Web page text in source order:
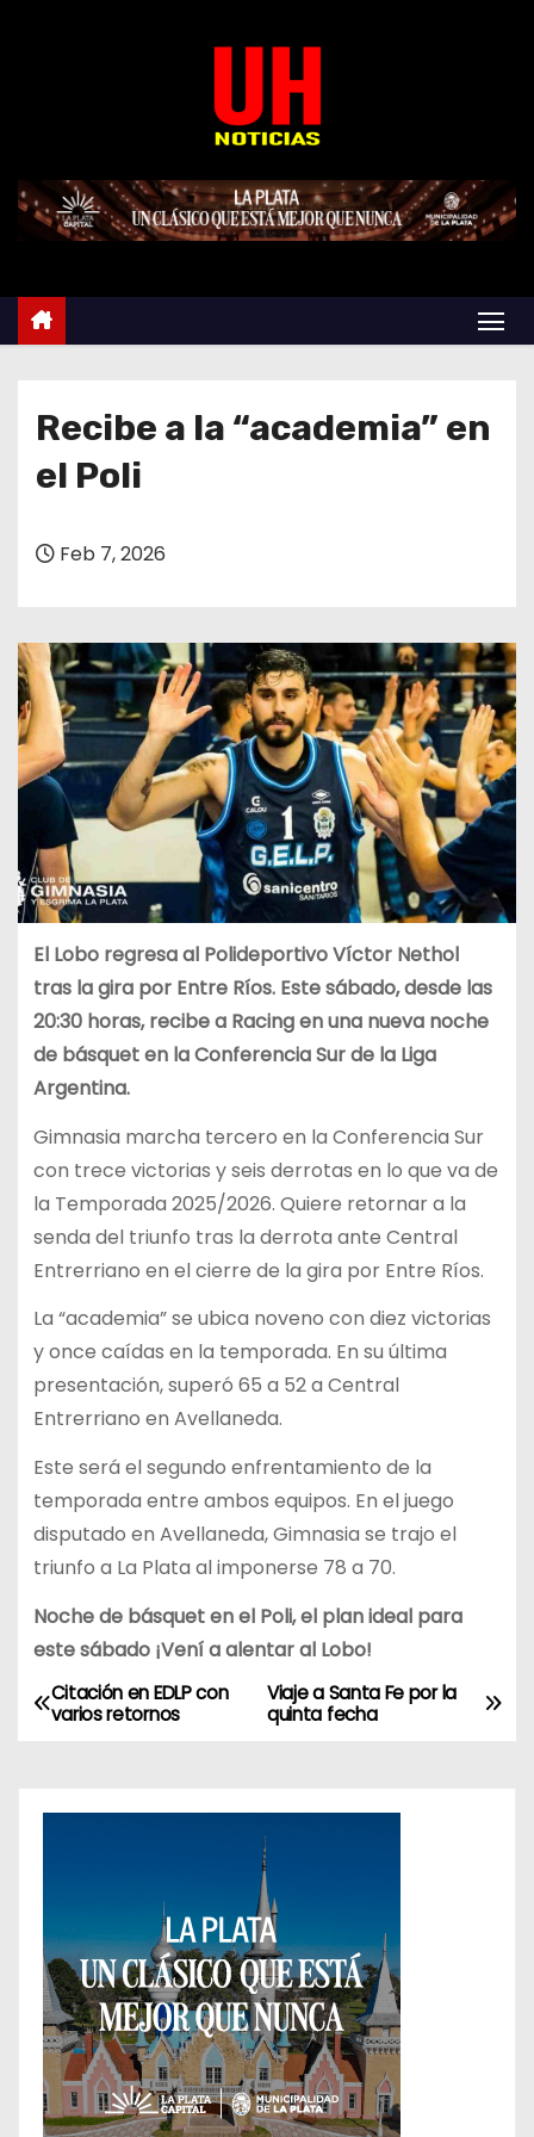
e
Recibe a la “academia” en
el Poli
Feb 7, 2026
El Lobo regresa al Polideportivo Víctor Nethol
tras la gira por Entre Ríos. Este sábado, desde las
20:30 horas, recibe a Racing en una nueva noche
de básquet en la Conferencia Sur de la Liga
Argentina.
Gimnasia marcha tercero en la Conferencia Sur
con trece victorias y seis derrotas en lo que va de
la Temporada 2025/2026. Quiere retornar a la
senda del triunfo tras la derrota ante Central
Entrerriano en el cierre de la gira por Entre Ríos.
La “academia” se ubica noveno con diez victorias
y once caídas en la temporada. En su última
presentación, superó 65 a 52 a Central
Entrerriano en Avellaneda.
Este será el segundo enfrentamiento de la
temporada entre ambos equipos. En el juego
disputado en Avellaneda, Gimnasia se trajo el
triunfo a La Plata al imponerse 78 a 70.
Noche de básquet en el Poli, el plan ideal para
este sábado ¡Vení a alentar al Lobo!
N
v
a
c
ó
Viaje a Santa Fe por la
quinta fecha
Citación en EDLP con
varios retornos